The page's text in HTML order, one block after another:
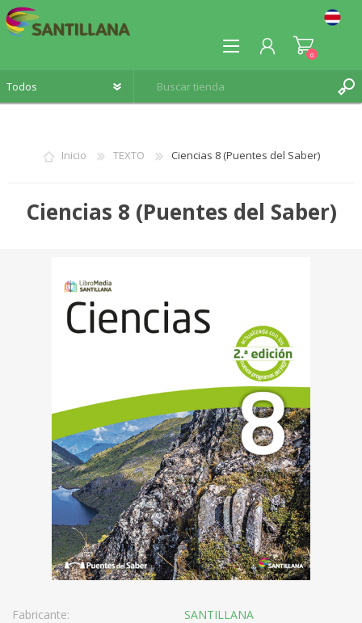
INICIA SESIÓN
0
Inicio TEXTO Ciencias 8 (Puentes del Saber)
Ciencias 8 (Puentes del Saber)
Fabricante: SANTILLANA